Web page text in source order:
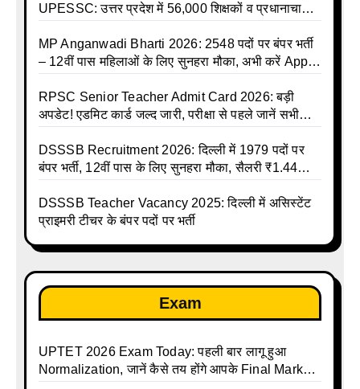
UPESSC: उत्तर प्रदेश में 56,000 शिक्षकों व प्रधानाचार्यों
MP Anganwadi Bharti 2026: 2548 पदों पर बंपर भर्ती
– 12वीं पास महिलाओं के लिए सुनहरा मौका, अभी करें Apply
RPSC Senior Teacher Admit Card 2026: बड़ी
अपडेट! एडमिट कार्ड जल्द जारी, परीक्षा से पहले जानें सभी
DSSSB Recruitment 2026: दिल्ली में 1979 पदों पर
बंपर भर्ती, 12वीं पास के लिए सुनहरा मौका, सैलरी ₹1.44
DSSSB Teacher Vacancy 2025: दिल्ली में असिस्टेंट
प्राइमरी टीचर के बंपर पदों पर भर्ती
Exam
UPTET 2026 Exam Today: पहली बार लागू हुआ
Normalization, जानें कैसे तय होंगे आपके Final Marks